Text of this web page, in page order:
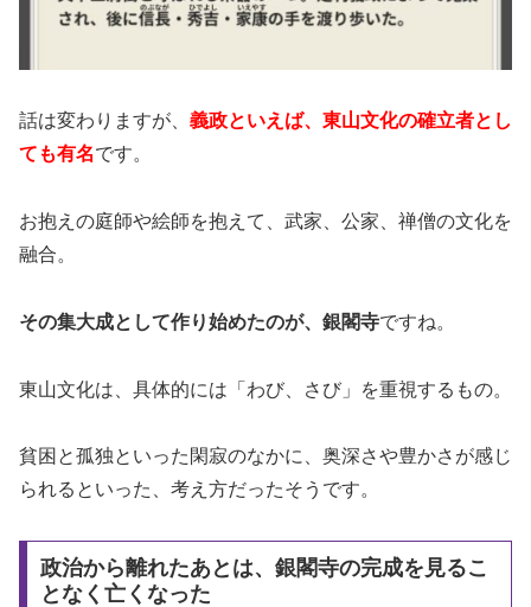
話は変わりますが、 義政といえば、東山文化の確立者とし
ても有名です。
お抱えの庭師や絵師を抱えて、武家、公家、禅僧の文化を
融合。
その集大成として作り始めたのが、銀閣寺ですね。
東山文化は、具体的には「わび、さび」を重視するもの。
貧困と孤独といった閑寂のなかに、奥深さや豊かさが感じ
られるといった、考え方だったそうです。
政治から離れたあとは、銀閣寺の完成を見るこ
となく亡くなった